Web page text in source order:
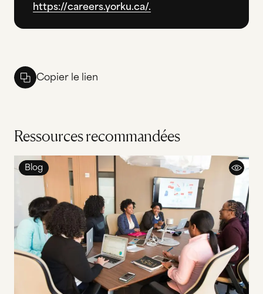
https://careers.yorku.ca/.
Copier le lien
Ressources recommandées
Blog